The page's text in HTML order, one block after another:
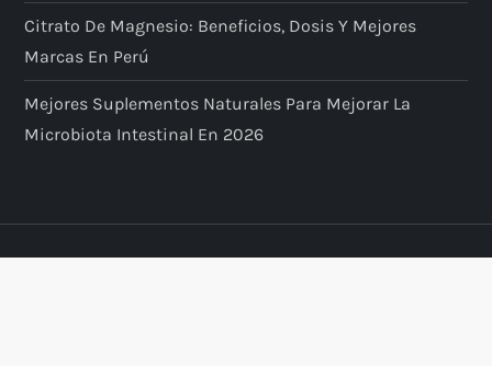
Citrato De Magnesio: Beneficios, Dosis Y Mejores
Marcas En Perú
Mejores Suplementos Naturales Para Mejorar La
Microbiota Intestinal En 2026